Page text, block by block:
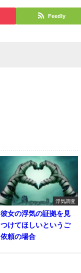
Feedly
浮気調査
彼女の浮気の証拠を見
つけてほしいというご
依頼の場合